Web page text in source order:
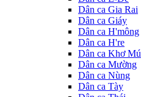
Dân ca Gia Rai
Dân ca Giáy
Dân ca H'mông
Dân ca H're
Dân ca Khơ Mú
Dân ca Mường
Dân ca Nùng
Dân ca Tày